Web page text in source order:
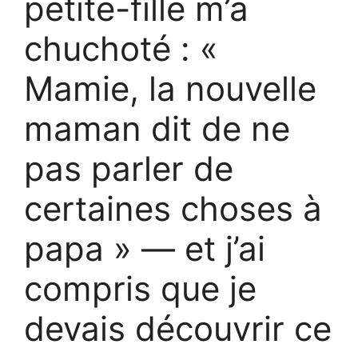
petite-fille m’a
chuchoté : «
Mamie, la nouvelle
maman dit de ne
pas parler de
certaines choses à
papa » — et j’ai
compris que je
devais découvrir ce